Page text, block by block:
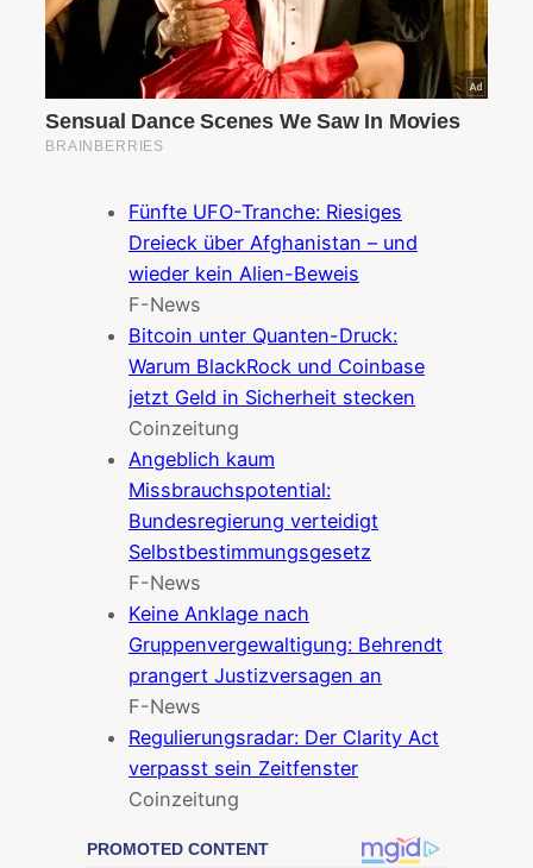
Fünfte UFO-Tranche: Riesiges
Dreieck über Afghanistan – und
wieder kein Alien-Beweis
F-News
Bitcoin unter Quanten-Druck:
Warum BlackRock und Coinbase
jetzt Geld in Sicherheit stecken
Coinzeitung
Angeblich kaum
Missbrauchspotential:
Bundesregierung verteidigt
Selbstbestimmungsgesetz
F-News
Keine Anklage nach
Gruppenvergewaltigung: Behrendt
prangert Justizversagen an
F-News
Regulierungsradar: Der Clarity Act
verpasst sein Zeitfenster
Coinzeitung